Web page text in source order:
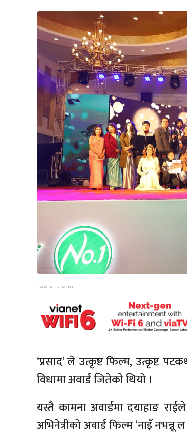
‘प्रसाद’ ले उत्कृष्ट फिल्म, उत्कृष्ट
विधामा अवार्ड जितेको थियो ।
यस्तै कामना अवार्डमा दयाहाङ
अभिनेत्रीको अवार्ड फिल्म ‘नाइँ नभन्नू